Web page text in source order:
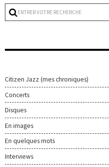
Citizen Jazz (mes chroniques)
Concerts
Disques
En images
En quelques mots
Interviews